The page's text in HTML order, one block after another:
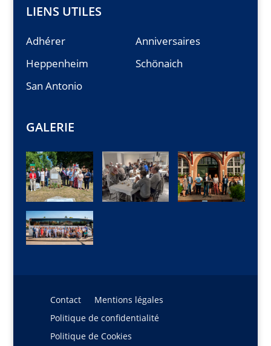
LIENS UTILES
Adhérer
Anniversaires
Heppenheim
Schönaich
San Antonio
GALERIE
Contact
Mentions légales
Politique de confidentialité
Politique de Cookies